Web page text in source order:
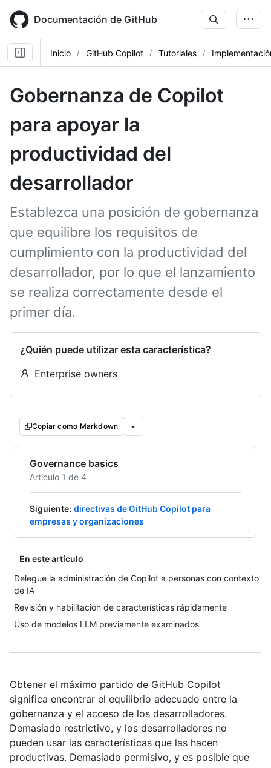
main
content
Documentación de GitHub
Inicio GitHub Copilot Tutoriales
Gobernanza de Copilot
para apoyar la
productividad del
desarrollador
Establezca una posición de gobernanza
que equilibre los requisitos de
cumplimiento con la productividad del
desarrollador, por lo que el lanzamiento
se realiza correctamente desde el
primer día.
¿Quién puede utilizar esta característica?
Enterprise owners
Copiar como Markdown
Governance basics
Artículo 1 de 4
Siguiente: directivas de GitHub Copilot para
empresas y organizaciones
En este artículo
Delegue la administración de Copilot a personas con contexto
de IA
Revisión y habilitación de características rápidamente
Uso de modelos LLM previamente examinados
Obtener el máximo partido de GitHub Copilot
significa encontrar el equilibrio adecuado entre la
gobernanza y el acceso de los desarrolladores.
Demasiado restrictivo, y los desarrolladores no
pueden usar las características que las hacen
productivas. Demasiado permisivo, y es posible que